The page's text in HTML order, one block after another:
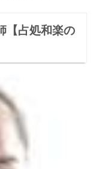
【占処和楽の